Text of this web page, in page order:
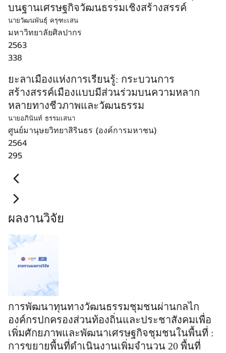
บนฐานเศรษฐกิจวัฒนธรรมเชิงสร้างสรรค์
นายวัฒนพันธุ์ ครุฑะเสน
มหาวิทยาลัยศิลปากร
2563
338
ยะลาเมืองแห่งการเรียนรู้: กระบวนการ
สร้างสรรค์เมืองแบบมีส่วนร่วมบนความหลาก
หลายทางชีวภาพและวัฒนธรรม
นายอภินันท์ ธรรมเสนา
ศูนย์มานุษยวิทยาสิรินธร (องค์การมหาชน)
2564
295
ผลงานวิจัย
การพัฒนาทุนทางวัฒนธรรมชุมชนผ่านกลไก
องค์กรปกครองส่วนท้องถิ่นและประชาสังคมเพื่อ
เพิ่มศักยภาพและพัฒนาเศรษฐกิจชุมชนในพื้นที่ :
การขยายพื้นที่ดำเนินงานเพิ่มจำนวน 20 พื้นที่